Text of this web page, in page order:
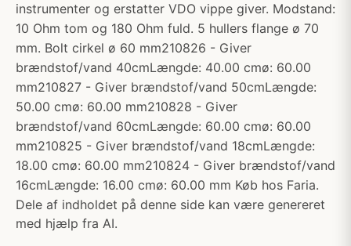
instrumenter og erstatter VDO vippe giver. Modstand:
10 Ohm tom og 180 Ohm fuld. 5 hullers flange ø 70
mm. Bolt cirkel ø 60 mm210826 - Giver
brændstof/vand 40cmLængde: 40.00 cmø: 60.00
mm210827 - Giver brændstof/vand 50cmLængde:
50.00 cmø: 60.00 mm210828 - Giver
brændstof/vand 60cmLængde: 60.00 cmø: 60.00
mm210825 - Giver brændstof/vand 18cmLængde:
18.00 cmø: 60.00 mm210824 - Giver brændstof/vand
16cmLængde: 16.00 cmø: 60.00 mm Køb hos Faria.
Dele af indholdet på denne side kan være genereret
med hjælp fra AI.